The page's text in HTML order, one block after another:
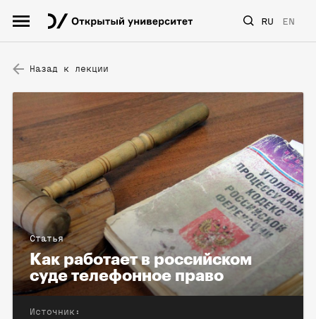
RU EN
Назад к лекции
Статья
Как работает в российском
суде телефонное право
Источник: